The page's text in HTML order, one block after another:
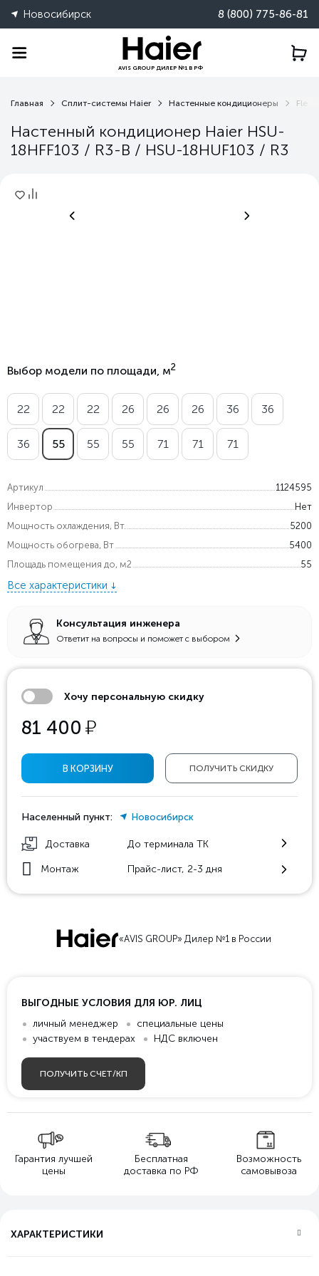
Новосибирск 8 (800) 775-86-81
AVIS GROUP ДИЛЕР №1 В РФ
Главная Сплит-системы Haier Настенные кондиционеры Flexis
Настенный кондиционер Haier HSU-
18HFF103 / R3-B / HSU-18HUF103 / R3
Выбор модели по площади, м2
22 22 22 26 26 26 36 36
36 55 55 55 71 71 71
Артикул
1124595
Инвертор
Нет
Мощность охлаждения, Вт.
5200
Мощность обогрева, Вт
5400
Площадь помещения до, м2
55
Все характеристики
Консультация инженера
Ответит на вопросы и поможет с выбором
Хочу персональную скидку
81 400 у
ПОЛУЧИТЬ СКИДКУ
В КОРЗИНУ
Населенный пункт: Новосибирск
Доставка До терминала ТК
Монтаж Прайс-лист, 2-3 дня
«AVIS GROUP» Дилер №1 в России
ВЫГОДНЫЕ УСЛОВИЯ ДЛЯ ЮР. ЛИЦ
личный менеджер
специальные цены
участвуем в тендерах
НДС включен
ПОЛУЧИТЬ СЧЕТ/КП
Гарантия лучшей
цены
Бесплатная
доставка по РФ
Возможность
самовывоза
ХАРАКТЕРИСТИКИ